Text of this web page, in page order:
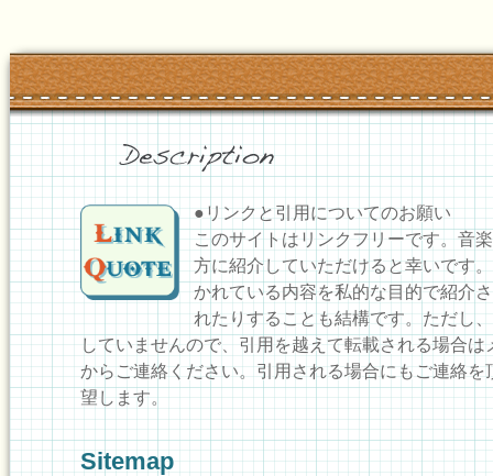
●リンクと引用についてのお願い
このサイトはリンクフリーです。音
方に紹介していただけると幸いです
かれている内容を私的な目的で紹介
れたりすることも結構です。ただし
していませんので、引用を越えて転載される場合は
からご連絡ください。引用される場合にもご連絡を
望します。
Sitemap